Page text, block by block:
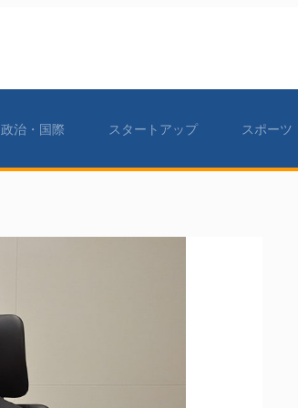
政治・国際 スタートアップ スポーツ